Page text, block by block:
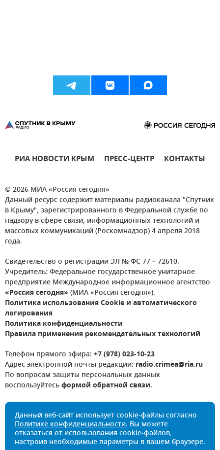
РИА НОВОСТИ КРЫМ ПРЕСС-ЦЕНТР КОНТАКТЫ
© 2026 МИА «Россия сегодня»
Данный ресурс содержит материалы радиоканала "Спутник
в Крыму", зарегистрированного в Федеральной службе по
надзору в сфере связи, информационных технологий и
массовых коммуникаций (Роскомнадзор) 4 апреля 2018
года.
Свидетельство о регистрации ЭЛ № ФС 77 – 72610.
Учредитель: Федеральное государственное унитарное
предприятие Международное информационное агентство
«Россия сегодня» (МИА «Россия сегодня»).
Политика использования Cookie и автоматического
логирования
Политика конфиденциальности
Правила применения рекомендательных технологий
Телефон прямого эфира: +7 (978) 023-10-23
Адрес электронной почты редакции: radio.crimea@ria.ru
По вопросам защиты персональных данных
воспользуйтесьформой обратной связи.
Данный веб-сайт использует cookie-файлы согласно
Политике конфиденциальности. Вы можете
отказаться от использования cookie-файлов,
настроив необходимые параметры в вашем браузере.